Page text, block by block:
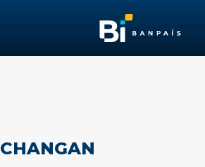
CHANGAN